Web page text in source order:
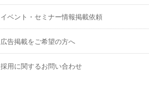
イベント・セミナー情報掲載依頼
広告掲載をご希望の方へ
採用に関するお問い合わせ